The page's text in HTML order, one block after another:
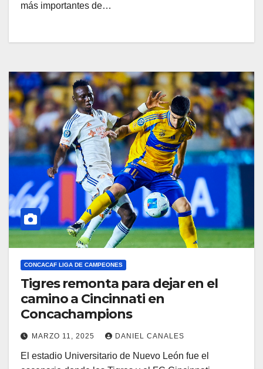
más importantes de…
CONCACAF LIGA DE CAMPEONES
Tigres remonta para dejar en el
camino a Cincinnati en
Concachampions
MARZO 11, 2025 DANIEL CANALES
El estadio Universitario de Nuevo León fue el